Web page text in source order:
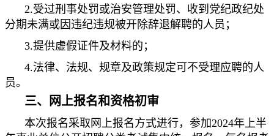
2.受过刑事处罚或治安管理处罚、收到党纪政纪处
分期未满或因违纪违规被开除辞退解聘的人员；
3.提供虚假证件及材料的；
4.法律、法规、规章及政策规定可不受理应聘的人
员。
三、网上报名和资格初审
本次报名采取网上报名方式进行，参加2024年上半